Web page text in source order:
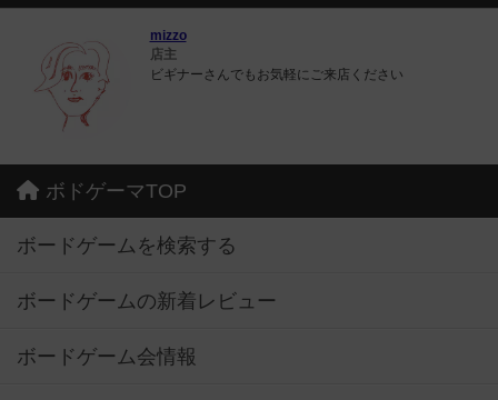
mizzo
店主
ビギナーさんでもお気軽にご来店ください
ボドゲーマTOP
ボードゲームを検索する
ボードゲームの新着レビュー
ボードゲーム会情報